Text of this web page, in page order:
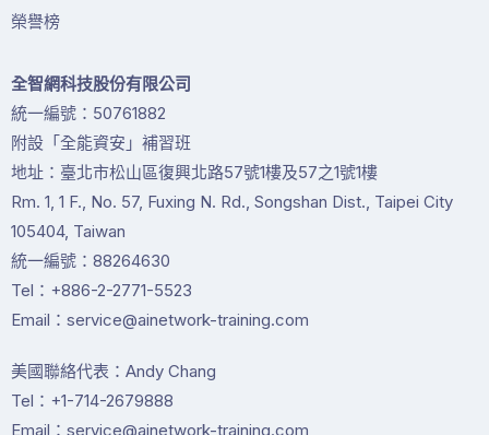
榮譽榜
全智網科技股份有限公司
統一編號：50761882
附設「全能資安」補習班
地址：臺北市松山區復興北路57號1樓及57之1號1樓
Rm. 1, 1 F., No. 57, Fuxing N. Rd., Songshan Dist., Taipei City
105404, Taiwan
統一編號：88264630
Tel：+886-2-2771-5523
Email：service@ainetwork-training.com
美國聯絡代表：Andy Chang
Tel：+1-714-2679888
Email：service@ainetwork-training.com